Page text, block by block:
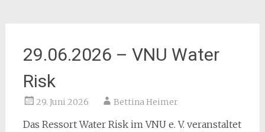
29.06.2026 – VNU Water
Risk
29. Juni 2026 Bettina Heimer
Das Ressort Water Risk im VNU e. V. veranstaltet